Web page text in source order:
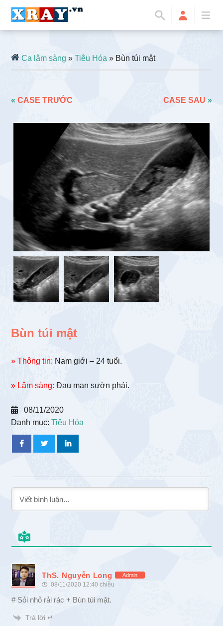
Ca lâm sàng »Tiêu Hóa » Bùn túi mật
«CASE TRƯỚC CASE SAU »
Bùn túi mật
» Thông tin: Nam giới – 24 tuổi.
» Lâm sàng: Đau mạn sườn phải.
08/11/2020
Danh mục:Tiêu Hóa
ThS. Nguyễn Long Admin
08/11/2020 12:40 chiều
# Sỏi nhỏ rải rác + Bùn túi mật.
Trả lời ↵